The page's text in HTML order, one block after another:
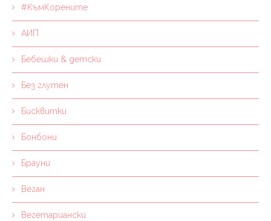
#КъмКорените
АИП
Бебешки & детски
Без глутен
Бисквитки
Бонбони
Брауни
Веган
Вегетариански